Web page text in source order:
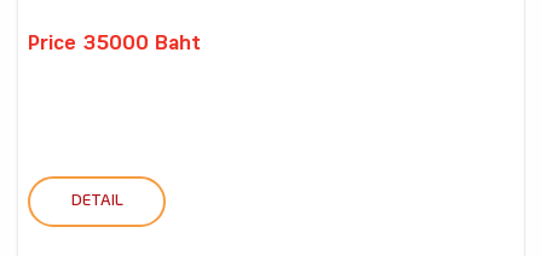
Price 35000 Baht
DETAIL